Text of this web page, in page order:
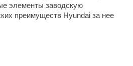
элементы заводскую
преимуществ Hyundai за нее